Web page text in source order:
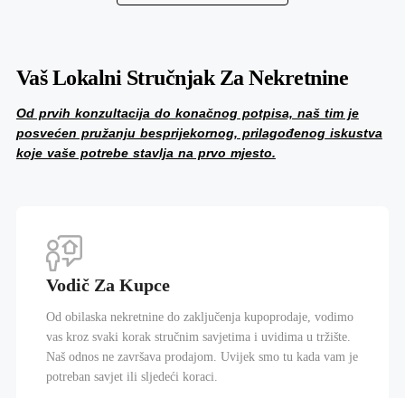
Vaš Lokalni Stručnjak Za Nekretnine
Od prvih konzultacija do konačnog potpisa, naš tim je
posvećen pružanju besprijekornog, prilagođenog iskustva
koje vaše potrebe stavlja na prvo mjesto.
Vodič Za Kupce
Od obilaska nekretnine do zaključenja kupoprodaje, vodimo
vas kroz svaki korak stručnim savjetima i uvidima u tržište.
Naš odnos ne završava prodajom. Uvijek smo tu kada vam je
potreban savjet ili sljedeći koraci.